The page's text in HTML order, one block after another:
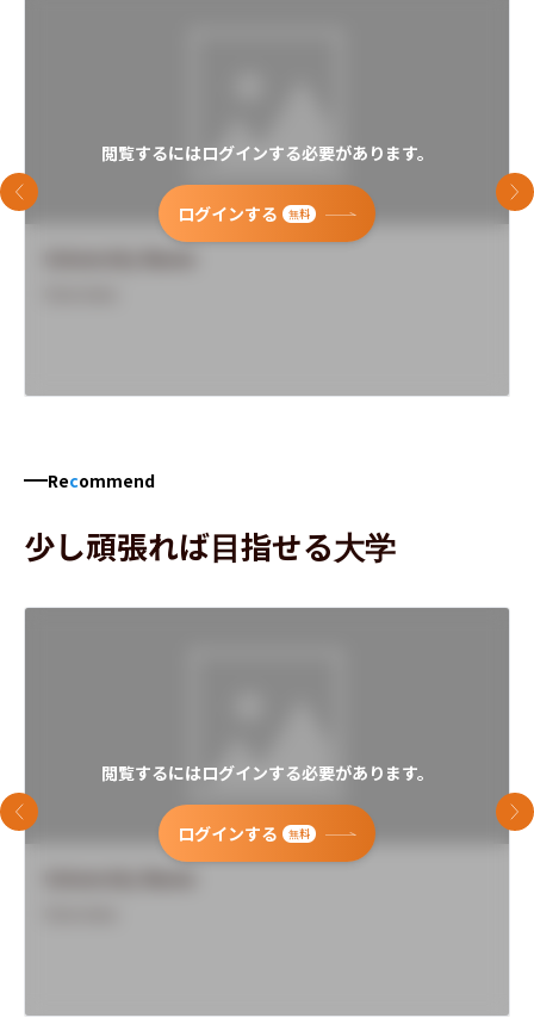
閲覧するにはログインする必要があります。
ログインする 無料
前のスライド 次
Recommend
少し頑張れば目指せる大学
閲覧するにはログインする必要があります。
ログインする 無料
前のスライド 次